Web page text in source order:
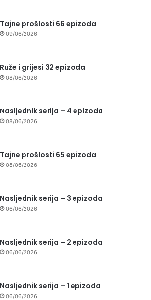
Tajne prošlosti 66 epizoda
09/06/2026
Ruže i grijesi 32 epizoda
08/06/2026
Nasljednik serija – 4 epizoda
08/06/2026
Tajne prošlosti 65 epizoda
08/06/2026
Nasljednik serija – 3 epizoda
06/06/2026
Nasljednik serija – 2 epizoda
06/06/2026
Nasljednik serija – 1 epizoda
06/06/2026